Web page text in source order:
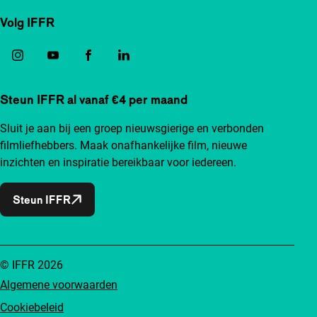
Volg IFFR
Steun IFFR al vanaf €4 per maand
Sluit je aan bij een groep nieuwsgierige en verbonden
filmliefhebbers. Maak onafhankelijke film, nieuwe
inzichten en inspiratie bereikbaar voor iedereen.
Steun IFFR
Algemene voorwaarden
Cookiebeleid
© IFFR 2026